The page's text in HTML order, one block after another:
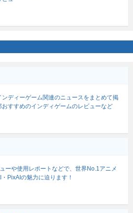
ンディーゲーム関連のニュースをまとめて掲
おすすめのインディゲームのレビューなど
ーや使用レポートなどで、世界No.1アニメ
PixAIの魅力に迫ります！